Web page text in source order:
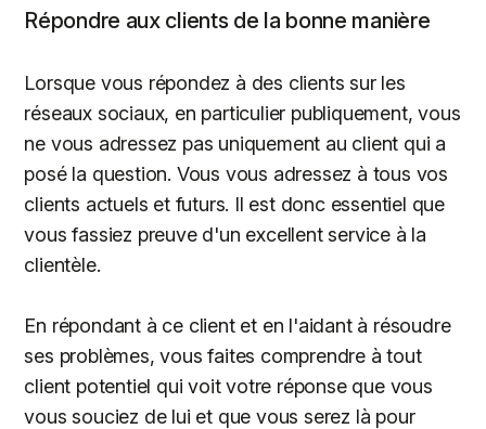
Répondre aux clients de la bonne manière
Lorsque vous répondez à des clients sur les
réseaux sociaux, en particulier publiquement, vous
ne vous adressez pas uniquement au client qui a
posé la question. Vous vous adressez à tous vos
clients actuels et futurs. Il est donc essentiel que
vous fassiez preuve d'un excellent service à la
clientèle.
En répondant à ce client et en l'aidant à résoudre
ses problèmes, vous faites comprendre à tout
client potentiel qui voit votre réponse que vous
vous souciez de lui et que vous serez là pour